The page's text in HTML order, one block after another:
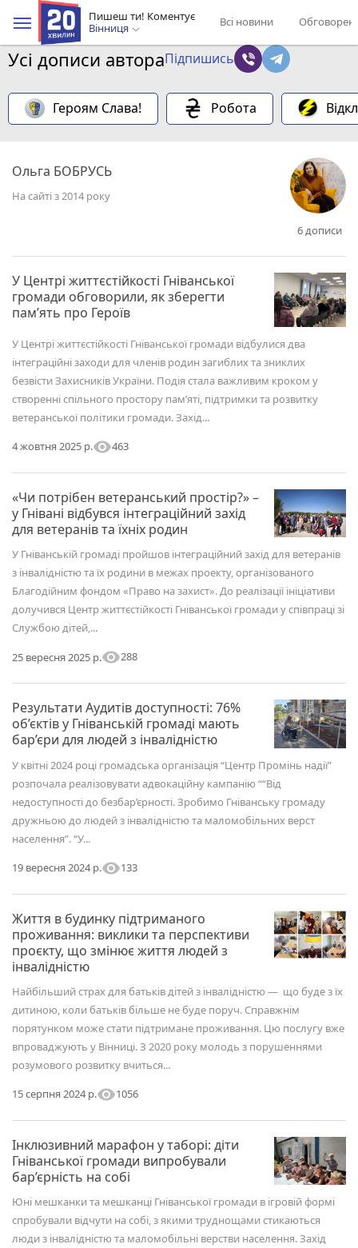
Пишеш ти! Коментує
Вінниця
Всі новини
Усі дописи автораПідпишись
Героям Слава! Робота
Ольга БОБРУСЬ
На сайті з 2014 року
6 дописи
У Центрі життєстійкості Гніванської
громади обговорили, як зберегти
пам’ять про Героїв
У Центрі життєстійкості Гніванської громади відбулися два
інтеграційні заходи для членів родин загиблих та зниклих
безвісти Захисників України. Подія стала важливим кроком у
створенні спільного простору пам’яті, підтримки та розвитку
ветеранської політики громади. Захід...
4 жовтня 2025 р.visibility463
«Чи потрібен ветеранський простір?» –
у Гнівані відбувся інтеграційний захід
для ветеранів та їхніх родин
У Гніванській громаді пройшов інтеграційний захід для ветеранів
з інвалідністю та їх родини в межах проекту, організованого
Благодійним фондом «Право на захист». До реалізації ініціативи
долучився Центр життєстійкості Гніванської громади у співпраці зі
Службою дітей,...
25 вересня 2025 р.visibility288
Результати Аудитів доступності: 76%
об’єктів у Гніванській громаді мають
бар’єри для людей з інвалідністю
У квітні 2024 році громадська організація “Центр Промінь надії”
розпочала реалізовувати адвокаційну кампанію ““Від
недоступності до безбар’єрності. Зробимо Гніванську громаду
дружньою до людей з інвалідністю та маломобільних верст
населення”. “У...
19 вересня 2024 р.visibility133
Життя в будинку підтриманого
проживання: виклики та перспективи
проєкту, що змінює життя людей з
інвалідністю
Найбільший страх для батьків дітей з інвалідністю — що буде з їх
дитиною, коли батьків більше не буде поруч. Справжнім
порятунком може стати підтримане проживання. Цю послугу вже
впроваджують у Вінниці. З 2020 року молодь з порушеннями
розумового розвитку вчиться...
15 серпня 2024 р.visibility1056
Інклюзивний марафон у таборі: діти
Гніванської громади випробували
бар’єрність на собі
Юні мешканки та мешканці Гніванської громади в ігровій формі
спробували відчути на собі, з якими труднощами стикаються
люди з інвалідністю та маломобільні верстви населення. Захід